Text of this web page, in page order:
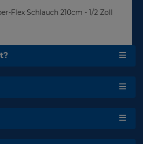
Flex Schlauch 210cm - 1/2 Zoll